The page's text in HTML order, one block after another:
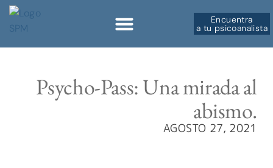
Encuentra
a tu psicoanalista
Psycho-Pass: Una mirada al
abismo.
AGOSTO 27, 2021